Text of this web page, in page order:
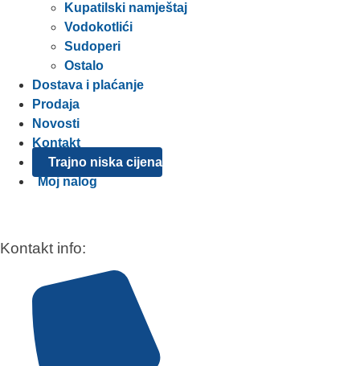
Kupatilski namještaj
Vodokotlići
Sudoperi
Ostalo
Dostava i plaćanje
Prodaja
Novosti
Kontakt
Trajno niska cijena
Moj nalog
Kontakt info: